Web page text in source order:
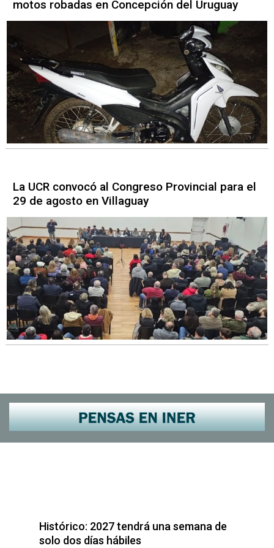
motos robadas en Concepción del Uruguay
La UCR convocó al Congreso Provincial para el
29 de agosto en Villaguay
Histórico: 2027 tendrá una semana de
solo dos días hábiles